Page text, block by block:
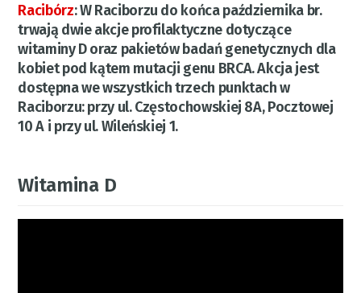
Racibórz:W Raciborzu do końca października br.
trwają dwie akcje profilaktyczne dotyczące
witaminy D oraz pakietów badań genetycznych dla
kobiet pod kątem mutacji genu BRCA. Akcja jest
dostępna we wszystkich trzech punktach w
Raciborzu: przy ul. Częstochowskiej 8A, Pocztowej
10 A i przy ul. Wileńskiej 1.
Witamina D